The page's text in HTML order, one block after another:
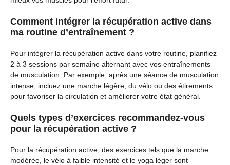
Comment intégrer la récupération active dans
ma routine d’entraînement ?
Pour intégrer la récupération active dans votre routine, planifiez
2 à 3 sessions par semaine alternant avec vos entraînements
de musculation. Par exemple, après une séance de musculation
intense, incluez une marche légère, du vélo ou des étirements
pour favoriser la circulation et améliorer votre état général.
Quels types d’exercices recommandez-vous
pour la récupération active ?
Pour la récupération active, des exercices tels que la marche
modérée, le vélo à faible intensité et le yoga léger sont